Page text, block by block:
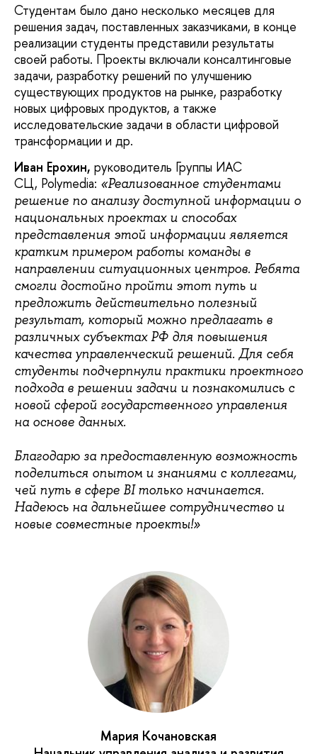
Студентам было дано несколько месяцев для
решения задач, поставленных заказчиками, в конце
реализации студенты представили результаты
своей работы. Проекты включали консалтинговые
задачи, разработку решений по улучшению
существующих продуктов на рынке, разработку
новых цифровых продуктов, а также
исследовательские задачи в области цифровой
трансформации и др.
Иван Ерохин, руководитель Группы ИАС
СЦ, Polymedia: «Реализованное студентами
решение по анализу доступной информации о
национальных проектах и способах
представления этой информации является
кратким примером работы команды в
направлении ситуационных центров. Ребята
смогли достойно пройти этот путь и
предложить действительно полезный
результат, который можно предлагать в
различных субъектах РФ для повышения
качества управленческий решений. Для себя
студенты подчерпнули практики проектного
подхода в решении задачи и познакомились с
новой сферой государственного управления
на основе данных.
Благодарю за предоставленную возможность
поделиться опытом и знаниями с коллегами,
чей путь в сфере BI только начинается.
Надеюсь на дальнейшее сотрудничество и
новые совместные проекты!»
Мария Кочановская